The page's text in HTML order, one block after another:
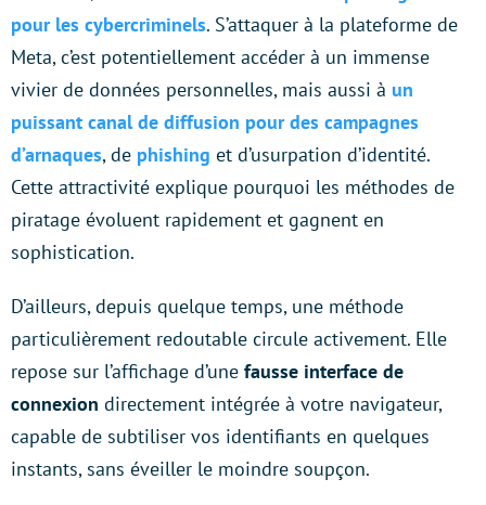
pour les cybercriminels. S’attaquer à la plateforme de
Meta, c’est potentiellement accéder à un immense
vivier de données personnelles, mais aussi à un
puissant canal de diffusion pour des campagnes
d’arnaques, de phishing et d’usurpation d’identité.
Cette attractivité explique pourquoi les méthodes de
piratage évoluent rapidement et gagnent en
sophistication.
D’ailleurs, depuis quelque temps, une méthode
particulièrement redoutable circule activement. Elle
repose sur l’affichage d’une fausse interface de
connexion directement intégrée à votre navigateur,
capable de subtiliser vos identifiants en quelques
instants, sans éveiller le moindre soupçon.